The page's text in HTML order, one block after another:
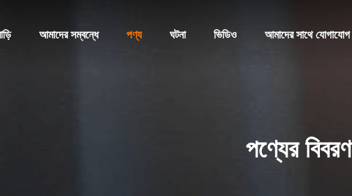
আমাদের সম্বন্ধে পণ্য ঘটনা ভিডিও আমাদের সাথে যোগাযোগ
পণ্যের বিবরণ